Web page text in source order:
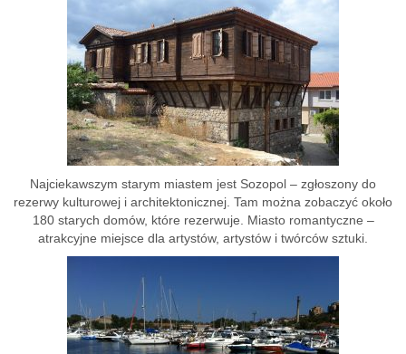
Najciekawszym starym miastem jest Sozopol – zgłoszony do
rezerwy kulturowej i architektonicznej. Tam można zobaczyć około
180 starych domów, które rezerwuje. Miasto romantyczne –
atrakcyjne miejsce dla artystów, artystów i twórców sztuki.